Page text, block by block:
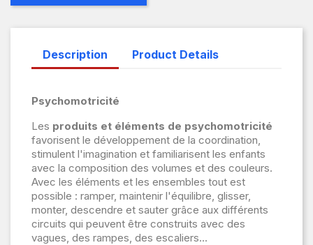
Description Product Details
Psychomotricité
Les produits et éléments de psychomotricité
favorisent le développement de la coordination,
stimulent l'imagination et familiarisent les enfants
avec la composition des volumes et des couleurs.
Avec les éléments et les ensembles tout est
possible : ramper, maintenir l'équilibre, glisser,
monter, descendre et sauter grâce aux différents
circuits qui peuvent être construits avec des
vagues, des rampes, des escaliers...